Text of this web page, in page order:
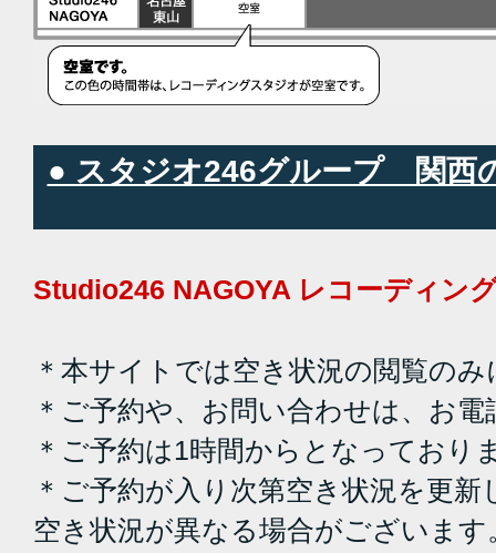
● スタジオ246グループ 関西
Studio246 NAGOYA レコーディン
＊本サイトでは空き状況の閲覧の
＊ご予約や、お問い合わせは、お
＊ご予約は1時間からとなっており
＊ご予約が入り次第空き状況を更
空き状況が異なる場合がございます